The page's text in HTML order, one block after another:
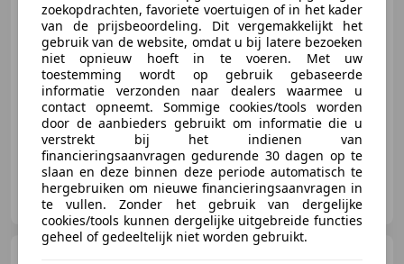
06/2016 164.891 km Benzine
135 kW (184 PK)
Carteliér B.V.
NL-7461 JC RIJSSEN
zoekopdrachten, favoriete voertuigen of in het kader
van de prijsbeoordeling. Dit vergemakkelijkt het
gebruik van de website, omdat u bij latere bezoeken
niet opnieuw hoeft in te voeren. Met uw
toestemming wordt op gebruik gebaseerde
informatie verzonden naar dealers waarmee u
contact opneemt. Sommige cookies/tools worden
door de aanbieders gebruikt om informatie die u
verstrekt bij het indienen van
financieringsaanvragen gedurende 30 dagen op te
slaan en deze binnen deze periode automatisch te
hergebruiken om nieuwe financieringsaanvragen in
te vullen. Zonder het gebruik van dergelijke
cookies/tools kunnen dergelijke uitgebreide functies
geheel of gedeeltelijk niet worden gebruikt.